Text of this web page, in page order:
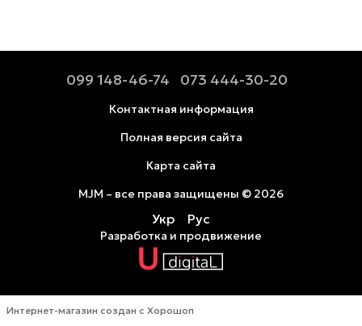
099 148-46-74 073 444-30-20
Контактная информация
Полная версия сайта
Карта сайта
MJM – все права защищены © 2026
Укр Рус
Разработка и продвижение
Интернет-магазин создан с Хорошоп